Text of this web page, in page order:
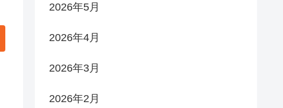
2026年5月
2026年4月
2026年3月
2026年2月